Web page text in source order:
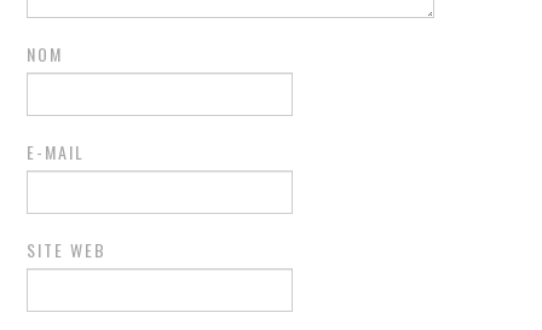
NOM
E-MAIL
SITE WEB